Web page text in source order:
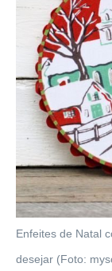
Enfeites de Natal
desejar (Foto: